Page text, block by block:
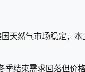
国天然气市场稳定，
季结束需求回落但价